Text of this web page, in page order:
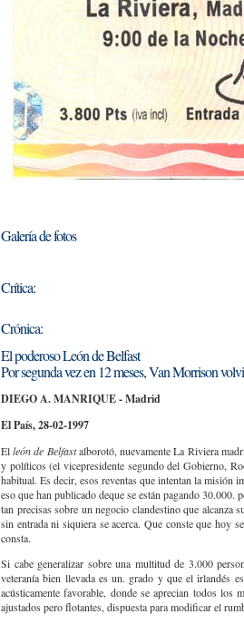
Galería de fotos
Crítica:
Crónica:
El poderoso León de Belfast
Por segunda vez en 12 meses, Van Morrison
DIEGO A. MANRIQUE - Madrid
El País, 28-02-1997
Elleón de Belfastalborotó, nuevamente La Riviera
y políticos (el vicepresidente segundo del Gobierno,
habitual. Es decir, esos reventas que intentan la misión
eso que han publicado deque se están pagando
tan precisas sobre un negocio clandestino que alcanza
sin entrada ni siquiera se acerca. Que conste que hoy
consta.
Si cabe generalizar sobre una multitud de 3.000
veteranía bien llevada es un. grado y que el irlandés
acústicamente favorable, donde se aprecian todos los
ajustados pero flotantes, dispuesta para modificar el